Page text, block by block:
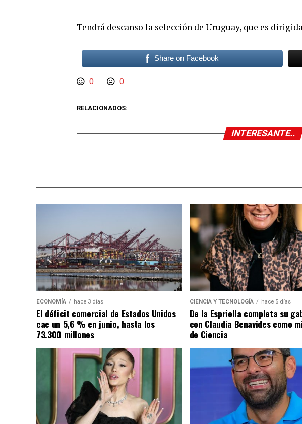
Tendrá descanso la selección de Uruguay, que es
Share on Facebook
0 0
RELACIONADOS:
INTERESANTE..
ECONOMÍA hace 3 días
El déficit comercial de Estados Unidos
cae un 5,6 % en junio, hasta los
73.300 millones
CIENCIA Y TECNOLOGÍA hace 5 días
De la Espriella completa su
con Claudia Benavides como
de Ciencia